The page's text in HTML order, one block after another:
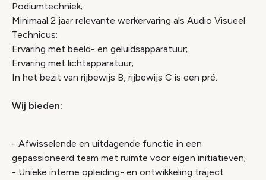
Podiumtechniek;
Minimaal 2 jaar relevante werkervaring als Audio Visueel
Technicus;
Ervaring met beeld- en geluidsapparatuur;
Ervaring met lichtapparatuur;
In het bezit van rijbewijs B, rijbewijs C is een pré.
Wij bieden:
- Afwisselende en uitdagende functie in een
gepassioneerd team met ruimte voor eigen initiatieven;
- Unieke interne opleiding- en ontwikkeling traject